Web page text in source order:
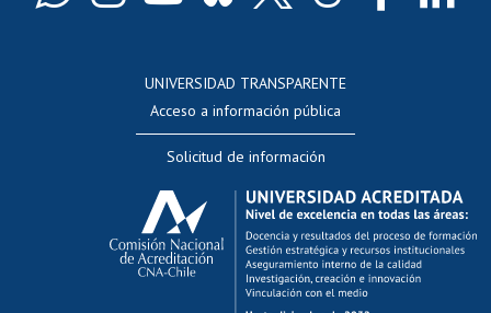
Docentes
Evaluación docente
Calificación académica
Postulación al AUCAI
Funcionarias/os
Cursos internos de capacitación
UNIVERSIDAD TRANSPARENTE
Acceso a información pública
Solicitud de información